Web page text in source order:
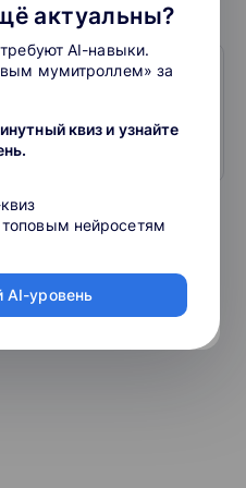
образования по
ведения нового
кадров для
актуальны?
AI-навыки.
мумитроллем» за
квиз и узнайте
нейросетям
AI-уровень